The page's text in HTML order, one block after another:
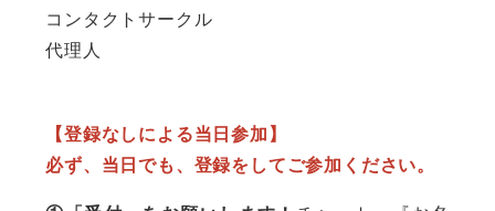
コンタクトサークル
代理人
【登録なしによる当日参加】
必ず、当日でも、登録をしてご参加ください。